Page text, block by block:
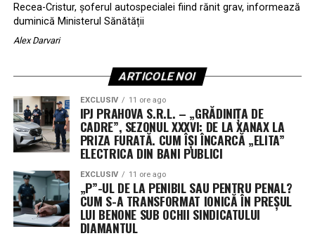
Recea-Cristur, șoferul autospecialei fiind rănit grav, informează
duminică Ministerul Sănătății
Alex Darvari
ARTICOLE NOI
EXCLUSIV 11 ore ago
IPJ PRAHOVA S.R.L. – „GRĂDINIȚA DE
CADRE”, SEZONUL XXXVI: DE LA XANAX LA
PRIZA FURATĂ. CUM ÎȘI ÎNCARCĂ „ELITA”
ELECTRICA DIN BANI PUBLICI
EXCLUSIV 11 ore ago
„P”-UL DE LA PENIBIL SAU PENTRU PENAL?
CUM S-A TRANSFORMAT IONICĂ ÎN PREȘUL
LUI BENONE SUB OCHII SINDICATULUI
DIAMANTUL